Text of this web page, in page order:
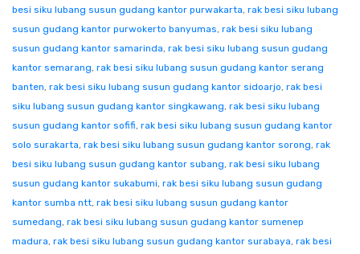
besi siku lubang susun gudang kantor purwakarta, rak besi siku lubang
susun gudang kantor purwokerto banyumas, rak besi siku lubang
susun gudang kantor samarinda, rak besi siku lubang susun gudang
kantor semarang, rak besi siku lubang susun gudang kantor serang
banten, rak besi siku lubang susun gudang kantor sidoarjo, rak besi
siku lubang susun gudang kantor singkawang, rak besi siku lubang
susun gudang kantor sofifi, rak besi siku lubang susun gudang kantor
solo surakarta, rak besi siku lubang susun gudang kantor sorong, rak
besi siku lubang susun gudang kantor subang, rak besi siku lubang
susun gudang kantor sukabumi, rak besi siku lubang susun gudang
kantor sumba ntt, rak besi siku lubang susun gudang kantor
sumedang, rak besi siku lubang susun gudang kantor sumenep
madura, rak besi siku lubang susun gudang kantor surabaya, rak besi